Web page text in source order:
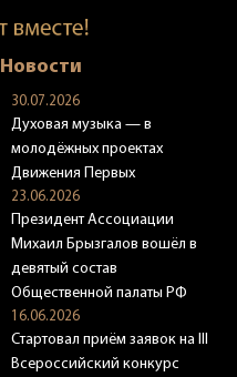
Новости
30.07.2026
Духовая музыка — в
молодёжных проектах
Движения Первых
23.06.2026
Президент Ассоциации
Михаил Брызгалов вошёл в
девятый состав
Общественной палаты РФ
16.06.2026
Стартовал приём заявок на III
Всероссийский конкурс